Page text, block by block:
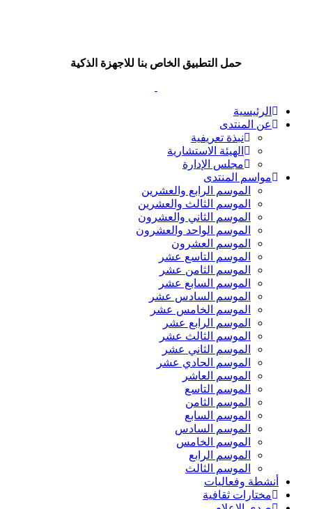
حمل التطبيق الخاص بنا للاجهزة الذكية
الرئيسية
عن المنتدى
نبذة تعريفية
الهيئة الاستشارية
مجلس الإدارة
مواسم المنتدى
الموسم الرابع والعشرين
الموسم الثالث والعشرين
الموسم الثاني والعشرون
الموسم الواحد والعشرون
الموسم العشرون
الموسم التاسع عشر
الموسم الثامن عشر
الموسم السابع عشر
الموسم السادس عشر
الموسم الخامس عشر
الموسم الرابع عشر
الموسم الثالث عشر
الموسم الثاني عشر
الموسم الحادي عشر
الموسم العاشر
الموسم التاسع
الموسم الثامن
الموسم السابع
الموسم السادس
الموسم الخامس
الموسم الرابع
الموسم الثالث
أنشطة وفعاليات
مختارات ثقافية